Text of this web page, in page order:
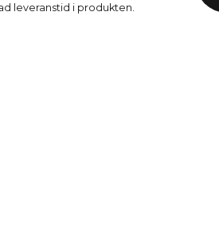
leveranstid i produkten.